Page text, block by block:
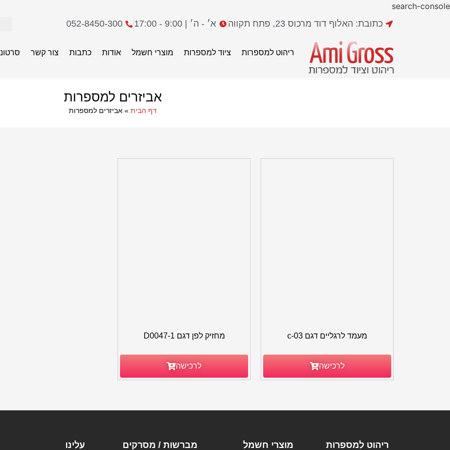
search-console
כתובת: האלוף דוד מרכוס 23, פתח תקווה
א׳ - ה׳ | 9:00 - 17:00 052-8450-300
ריהוט למספרות ציוד למספרות מוצרי חשמל אודות כתבות צור קשר
אביזרים למספרות
דף הבית »אביזרים למספרות
מעמד לרגליים דגם c-03
לרכישה
מחזיק לפן דגם D0047-1
לרכישה
ריהוט למספרות מוצרי חשמל מברשות / מסרקים עלינו